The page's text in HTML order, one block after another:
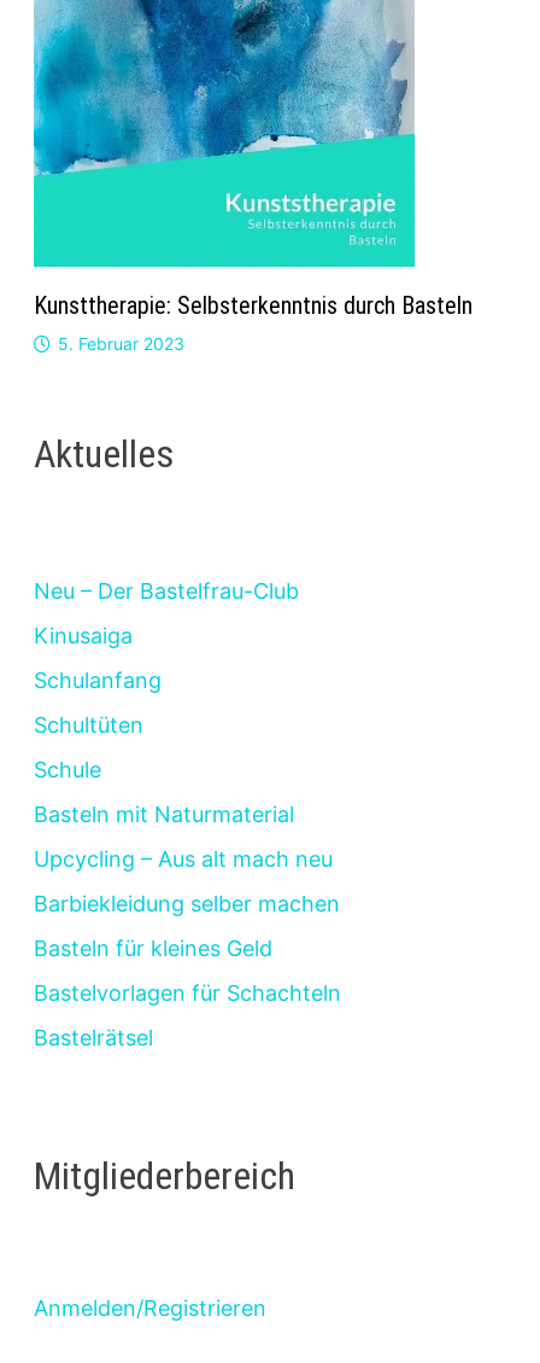
Kunsttherapie: Selbsterkenntnis durch Basteln
5. Februar 2023
Aktuelles
Neu – Der Bastelfrau-Club
Kinusaiga
Schulanfang
Schultüten
Schule
Basteln mit Naturmaterial
Upcycling – Aus alt mach neu
Barbiekleidung selber machen
Basteln für kleines Geld
Bastelvorlagen für Schachteln
Bastelrätsel
Mitgliederbereich
Anmelden/Registrieren